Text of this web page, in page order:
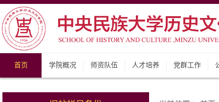
首页 学院概况 师资队伍 人才培养 党群工作